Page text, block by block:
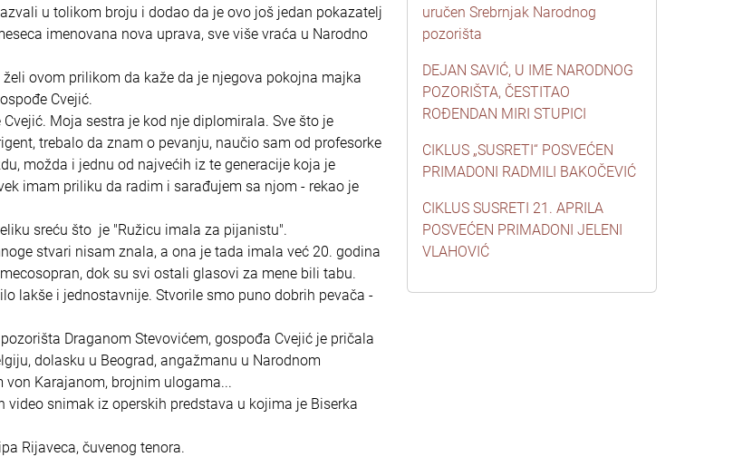
u tolikom broju i dodao da je ovo još jedan pokazatelj
imenovana nova uprava, sve više vraća u Narodno
ovom prilikom da kaže da je njegova pokojna majka
Cvejić.
Moja sestra je kod nje diplomirala. Sve što je
trebalo da znam o pevanju, naučio sam od profesorke
možda i jednu od najvećih iz te generacije koja je
imam priliku da radim i sarađujem sa njom - rekao je
sreću što je "Ružicu imala za pijanistu".
stvari nisam znala, a ona je tada imala već 20. godina
dok su svi ostali glasovi za mene bili tabu.
lakše i jednostavnije. Stvorile smo puno dobrih pevača -
Draganom Stevovićem, gospođa Cvejić je pričala
dolasku u Beograd, angažmanu u Narodnom
Karajanom, brojnim ulogama...
snimak iz operskih predstava u kojima je Biserka
Rijaveca, čuvenog tenora.
uručen Srebrnjak Narodnog
pozorišta
DEJAN SAVIĆ, U IME NARODNOG
POZORIŠTA, ČESTITAO
ROĐENDAN MIRI STUPICI
CIKLUS „SUSRETI“ POSVEĆEN
PRIMADONI RADMILI BAKOČEVIĆ
CIKLUS SUSRETI 21. APRILA
POSVEĆEN PRIMADONI JELENI
VLAHOVIĆ